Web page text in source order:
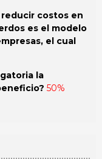
costos en
es el modelo
el cual
la
50%